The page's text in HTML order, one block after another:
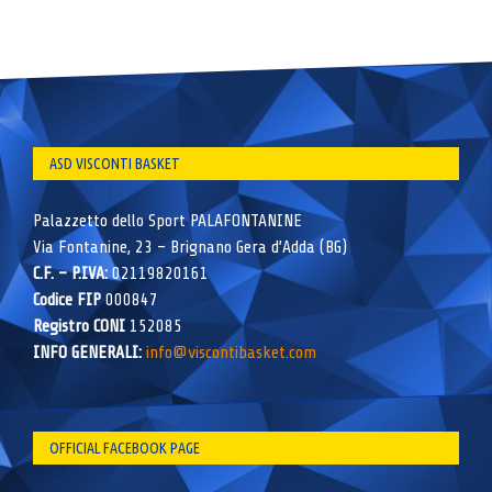
ASD VISCONTI BASKET
Palazzetto dello Sport PALAFONTANINE
Via Fontanine, 23 – Brignano Gera d’Adda (BG)
C.F. – P.IVA:02119820161
Codice FIP000847
Registro CONI 152085
INFO GENERALI: info@viscontibasket.com
OFFICIAL FACEBOOK PAGE